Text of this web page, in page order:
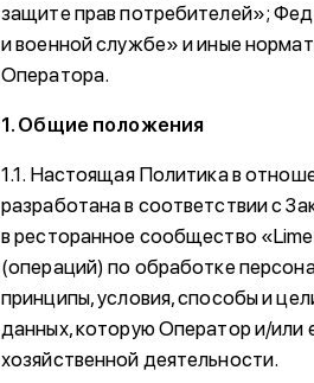
защите прав потребителей»;
и военной службе» и иные
Оператора.
1. Общие положения
1.1. Настоящая Политика в
разработана в соответствии с
в ресторанное сообщество
(операций) по обработке
принципы, условия, способы и
данных, которую Оператор и/или
хозяйственной деятельности.